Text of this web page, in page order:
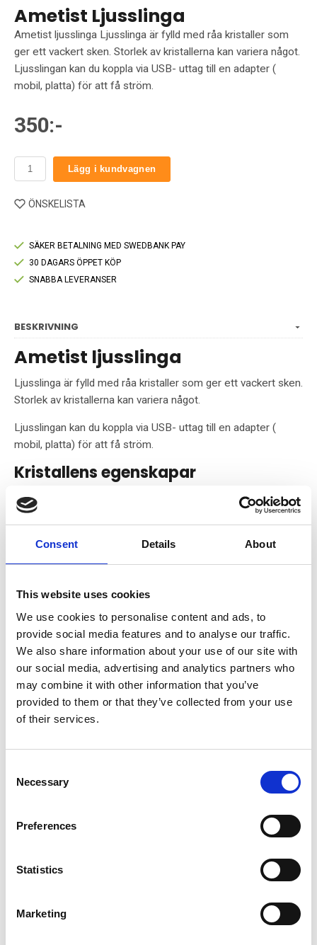
Consent Details About
This website uses cookies
We use cookies to personalise content and ads, to
provide social media features and to analyse our traffic.
We also share information about your use of our site with
our social media, advertising and analytics partners who
may combine it with other information that you’ve
provided to them or that they’ve collected from your use
of their services.
Selection
Necessary
Preferences
Statistics
Marketing
Ametist Ljusslinga
Ametist ljusslinga Ljusslinga är fylld med råa kristaller som
ger ett vackert sken. Storlek av kristallerna kan variera något.
Ljusslingan kan du koppla via USB- uttag till en adapter (
mobil, platta) för att få ström.
350:-
Lägg i kundvagnen
ÖNSKELISTA
SÄKER BETALNING MED SWEDBANK PAY
30 DAGARS ÖPPET KÖP
SNABBA LEVERANSER
BESKRIVNING
Ametist ljusslinga
Ljusslinga är fylld med råa kristaller som ger ett vackert sken.
Storlek av kristallerna kan variera något.
Ljusslingan kan du koppla via USB- uttag till en adapter (
mobil, platta) för att få ström.
Kristallens egenskapar
Ametist är lungnande och en naturlig stressborttagare.
Verkar på 3e ögat och kronchakra
storlek: sladdlängd ca 225 cm
uttag: USB, OBS adapter följer inte med!
kvalitet: hög till mycket hög
Andra produkter från samma kategori
Himalaya salt lampa
Art nr. HLYA
Himalaya salt ljuslyktor
Himalaya salt ljuslyktor Ljuslyktor är